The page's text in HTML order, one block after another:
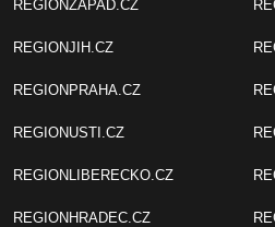
REGIONZAPAD.CZ
REGIONJIH.CZ
REGIONPRAHA.CZ
REGIONUSTI.CZ
REGIONLIBERECKO.CZ
REGIONHRADEC.CZ